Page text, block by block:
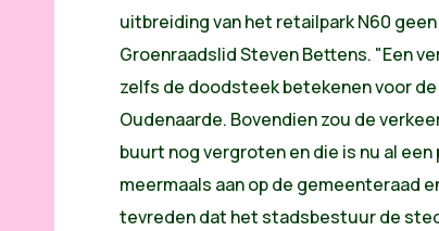
uitbreiding van het retailpark N60
Groenraadslid Steven Bettens. "Een
zelfs de doodsteek betekenen voor de
Oudenaarde. Bovendien zou de
buurt nog vergroten en die is nu al
meermaals aan op de gemeenteraad
tevreden dat het stadsbestuur de